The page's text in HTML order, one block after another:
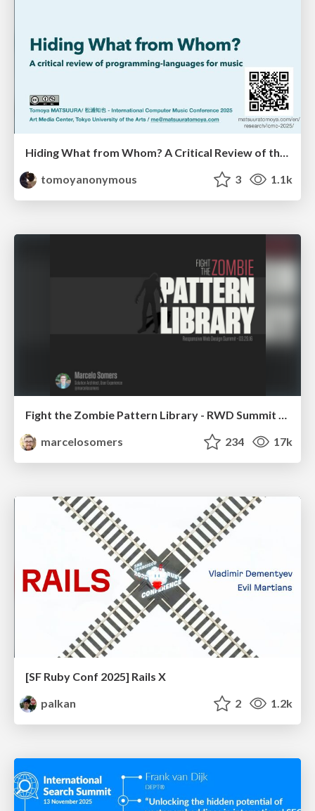
Hiding What from Whom? A Critical Review of the History of Programming languages for Music
tomoyanonymous
3 1.1k
Fight the Zombie Pattern Library - RWD Summit 2016
marcelosomers
234 17k
[SF Ruby Conf 2025] Rails X
palkan
2 1.2k